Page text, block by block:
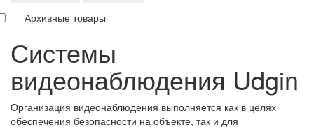
Архивные товары
Системы
видеонаблюдения Udgin
Организация видеонаблюдения выполняется как в целях
обеспечения безопасности на объекте, так и для